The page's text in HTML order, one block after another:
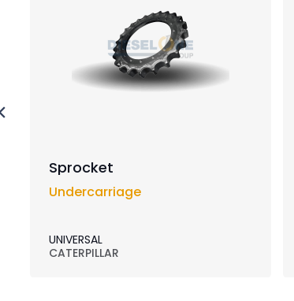
Sprocket
Undercarriage
UNIVERSAL
CATERPILLAR